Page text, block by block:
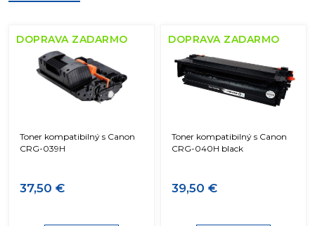
DOPRAVA ZADARMO
Toner kompatibilný s Canon
CRG-039H
37,50 €
DOPRAVA ZADARMO
Toner kompatibilný s Canon
CRG-040H black
39,50 €